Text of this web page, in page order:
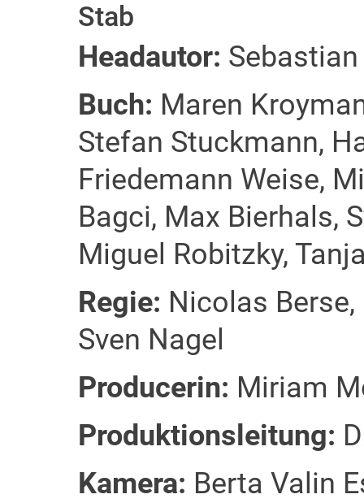
Stab
Headautor:
Buch: Maren
Stefan Stuckmann,
Friedemann Weise,
Bagci, Max Bierhals,
Miguel Robitzky,
Regie: Nicolas
Sven Nagel
Producerin: Miriam
Produktionsleitung:
Kamera: Berta Valin